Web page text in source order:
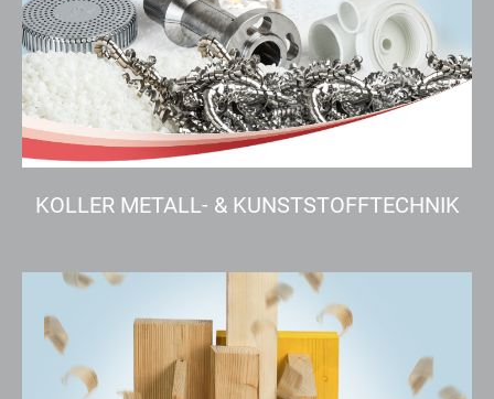
KOLLER METALL- & KUNSTSTOFFTECHNIK